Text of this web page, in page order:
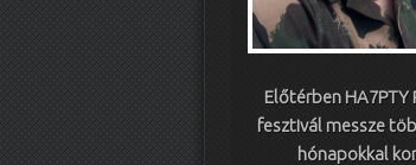
Előtérben
fesztivál messze
hónapokkal